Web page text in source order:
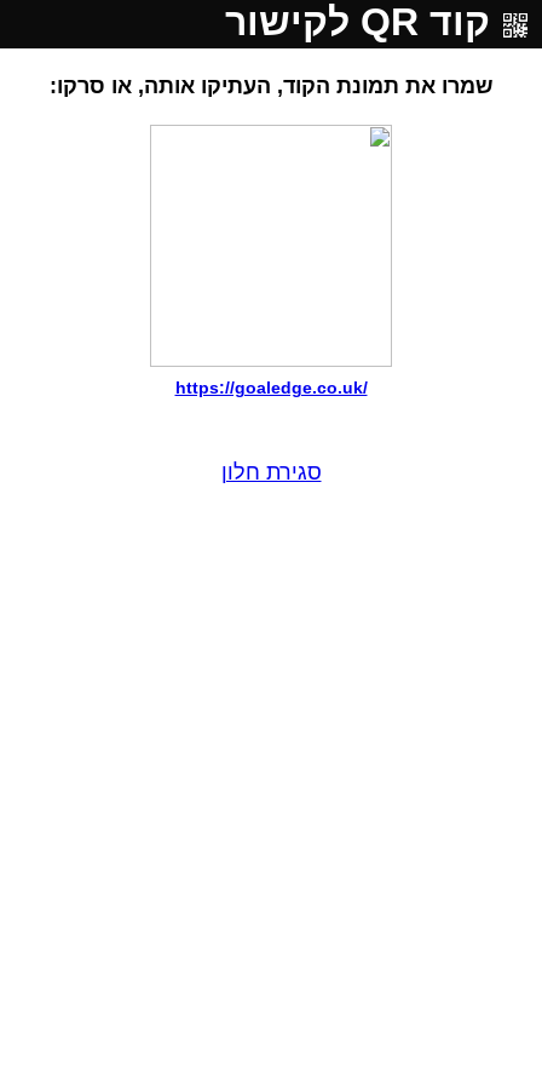
קוד QR לקישור
שמרו את תמונת הקוד, העתיקו אותה, או סרקו:
https://goaledge.co.uk/
סגירת חלון